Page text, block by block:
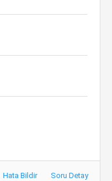
Hata Bildir Soru Detay